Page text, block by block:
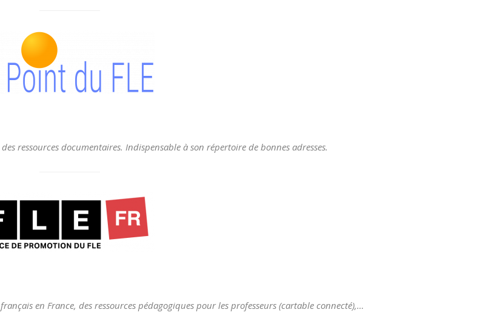
ressources documentaires. Indispensable à son répertoire de bonnes adresses.
en France, des ressources pédagogiques pour les professeurs (cartable connecté),…